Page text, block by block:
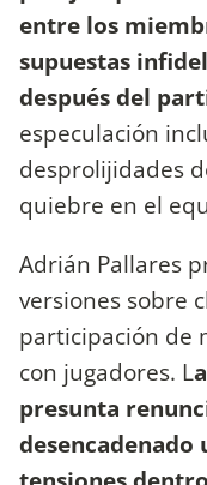
entre los
supuestas
después del
especulación
desprolijidades
quiebre en el
Adrián Pallares
versiones sobre
participación de
con jugadores. L
presunta
desencadenado